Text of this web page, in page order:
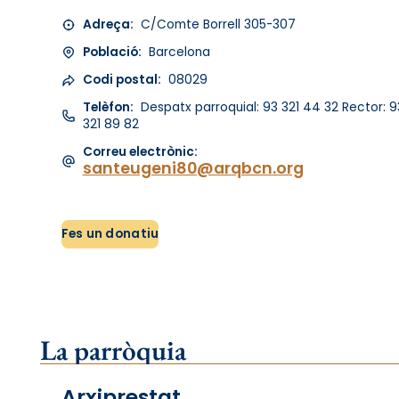
Adreça: C/Comte Borrell 305-307
Població: Barcelona
Codi postal: 08029
Telèfon: Despatx parroquial: 93 321 44 32 Rector:
321 89 82
Correu electrònic:
santeugeni80@arqbcn.org
Fes un donatiu
La parròquia